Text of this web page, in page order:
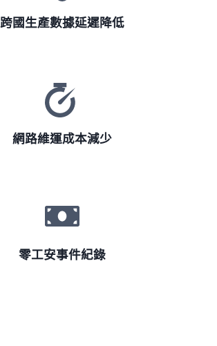
跨國生產數據延遲降低
網路維運成本減少
零工安事件紀錄